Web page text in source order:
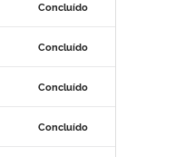
Concluído
Concluído
Concluído
Concluído